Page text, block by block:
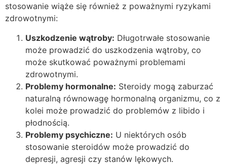
stosowanie wiąże się również z poważnymi ryzykami
zdrowotnymi:
Uszkodzenie wątroby: Długotrwałe stosowanie
może prowadzić do uszkodzenia wątroby, co
może skutkować poważnymi problemami
zdrowotnymi.
Problemy hormonalne: Steroidy mogą zaburzać
naturalną równowagę hormonalną organizmu, co z
kolei może prowadzić do problemów z libido i
płodnością.
Problemy psychiczne: U niektórych osób
stosowanie steroidów może prowadzić do
depresji, agresji czy stanów lękowych.